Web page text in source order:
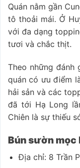
Quán nằm gần
tô thoải mái. Ở
với đa dạng
tươi và chắc thịt.
Theo những đánh
quán có ưu điểm
hải sản và các
đã tới Hạ Long
Chiên là sự thiếu
Bún sườn mọc
Địa chỉ: 8 Trần